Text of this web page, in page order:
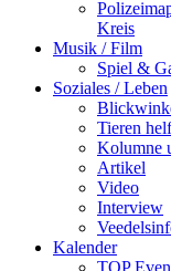
Kreis
Musik / Film
Spiel &
Soziales / Leben
Tieren
Kolumne
Artikel
Video
Interview
Kalender
TOP